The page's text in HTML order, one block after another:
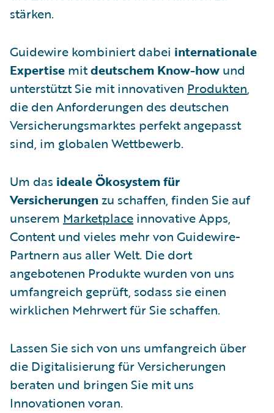
stärken.
Guidewire kombiniert dabei internationale
Expertise mitdeutschem Know-how und
unterstützt Sie mit innovativen Produkten,
die den Anforderungen des deutschen
Versicherungsmarktes perfekt angepasst
sind, im globalen Wettbewerb.
Um das ideale Ökosystem für
Versicherungenzu schaffen, finden Sie auf
unserem Marketplace innovative Apps,
Content und vieles mehr von Guidewire-
Partnern aus aller Welt. Die dort
angebotenen Produkte wurden von uns
umfangreich geprüft, sodass sie einen
wirklichen Mehrwert für Sie schaffen.
Lassen Sie sich von uns umfangreich über
die Digitalisierung für Versicherungen
beraten und bringen Sie mit uns
Innovationen voran.